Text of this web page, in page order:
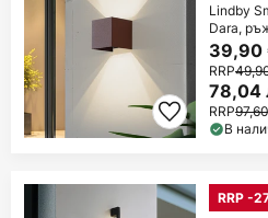
Lindby
Dara,
Tuya
39,90
RRP
78,04
RRP
В
RRP -